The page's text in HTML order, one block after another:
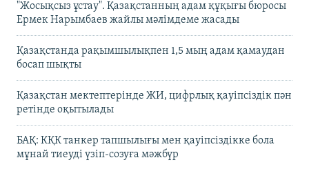
"Жосықсыз ұстау". Қазақстанның адам құқығы бюросы
Ермек Нарымбаев жайлы мәлімдеме жасады
Қазақстанда рақымшылықпен 1,5 мың адам қамаудан
босап шықты
Қазақстан мектептерінде ЖИ, цифрлық қауіпсіздік пән
ретінде оқытылады
БАҚ: КҚК танкер тапшылығы мен қауіпсіздікке бола
мұнай тиеуді үзіп-созуға мәжбүр